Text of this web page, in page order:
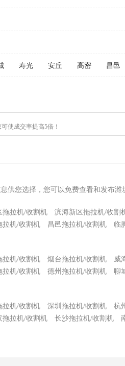
寿光 安丘 高密 昌邑
使成交率提高5倍！
您选择，您可以免费查看和发布潍
拖拉机/收割机 滨海新区拖拉机/收割
拉机/收割机 昌邑拖拉机/收割机
临
拉机/收割机 烟台拖拉机/收割机
威
拉机/收割机 德州拖拉机/收割机
聊
拉机/收割机 深圳拖拉机/收割机
杭
拖拉机/收割机 长沙拖拉机/收割机